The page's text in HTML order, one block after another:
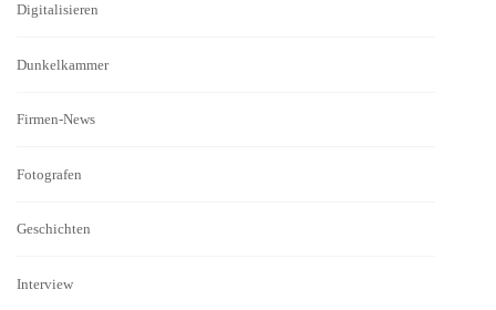
Digitalisieren
Dunkelkammer
Firmen-News
Fotografen
Geschichten
Interview